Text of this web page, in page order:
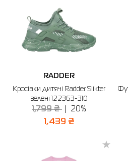
RADDER
Кросівки дитячі Radder Slikter
зелені 122363-310
1,799 ₴ 20%
1,439 ₴